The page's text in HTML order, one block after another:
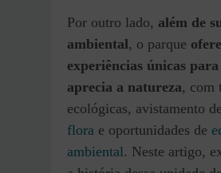
Por outro lado, além de
ambiental, o parque
experiências únicas
aprecia a natureza, com
ecológicas, avistamento de
flora e oportunidades de
ambiental. Neste artigo,